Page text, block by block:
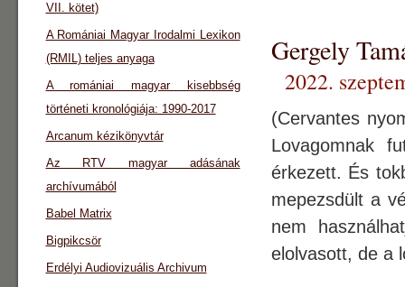
Gergely
2022.
(Cervantes
Lovagomnak
érkezett. És
mepezsdült a
nem
elolvasott, de a
VII. kötet)
A Romániai Magyar Irodalmi Lexikon
(RMIL) teljes anyaga
A romániai magyar kisebbség
történeti kronológiája: 1990-2017
Arcanum kézikönyvtár
Az RTV magyar adásának
archívumából
Babel Matrix
Bigpikcsör
Erdélyi Audiovizuális Archivum